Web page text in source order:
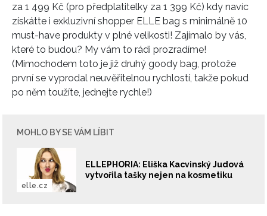
za 1 499 Kč (pro předplatitelky za 1 399 Kč) kdy navíc
získátte i exkluzivní shopper ELLE bag s minimálně 10
must-have produkty v plné velikosti! Zajímalo by vás,
které to budou? My vám to rádi prozradíme!
(Mimochodem toto je již druhý goody bag, protože
první se vyprodal neuvěřitelnou rychlostí, takže pokud
po něm toužíte, jednejte rychle!)
MOHLO BY SE VÁM LÍBIT
ELLEPHORIA: Eliška Kacvinský Judová
vytvořila tašky nejen na kosmetiku
elle.cz